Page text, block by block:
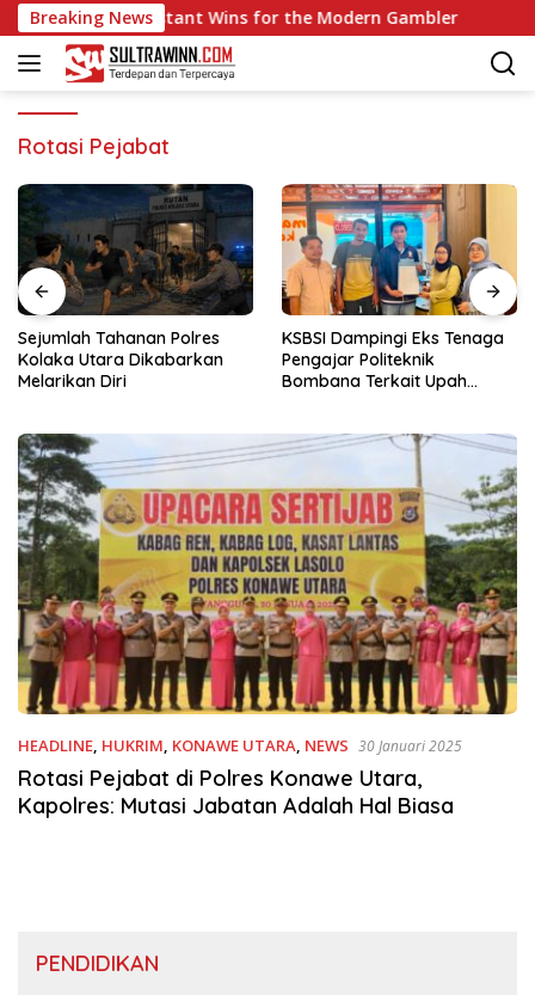
Langsung
ke
konten
Breaking News
Play and Instant Wins for the Modern Gambler
Rotasi Pejabat
Sejumlah Tahanan Polres
Kolaka Utara Dikabarkan
Melarikan Diri
KSBSI Dampingi Eks Tenaga
Pengajar Politeknik
Bombana Terkait Upah
HEADLINE, HUKRIM, KONAWE UTARA, NEWS 30 Januari 2025
Rotasi Pejabat di Polres Konawe Utara,
Kapolres: Mutasi Jabatan Adalah Hal Biasa
PENDIDIKAN